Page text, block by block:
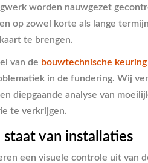
worden nauwgezet
op zowel korte als lange
te brengen.
van de bouwtechnische keuring
in de fundering. Wij
diepgaande analyse van
te verkrijgen.
staat van installaties
een visuele controle uit van